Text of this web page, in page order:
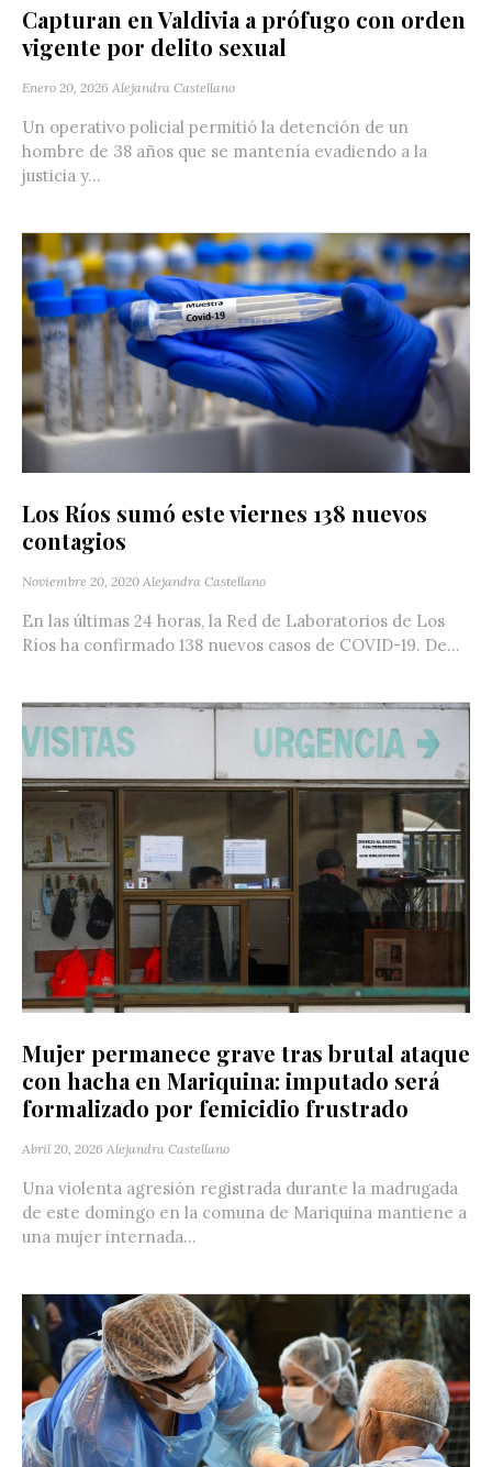
Capturan en Valdivia a prófugo con orden
vigente por delito sexual
Enero 20, 2026 Alejandra Castellano
Un operativo policial permitió la detención de un
hombre de 38 años que se mantenía evadiendo a la
justicia y...
Los Ríos sumó este viernes 138 nuevos
contagios
Noviembre 20, 2020 Alejandra Castellano
En las últimas 24 horas, la Red de Laboratorios de Los
Ríos ha confirmado 138 nuevos casos de COVID-19. De...
Mujer permanece grave tras brutal ataque
con hacha en Mariquina: imputado será
formalizado por femicidio frustrado
Abril 20, 2026 Alejandra Castellano
Una violenta agresión registrada durante la madrugada
de este domingo en la comuna de Mariquina mantiene a
una mujer internada...